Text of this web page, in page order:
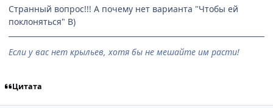
Странный вопрос!!! А почему нет варианта "Чтобы ей
поклоняться" B)
Если у вас нет крыльев, хотя бы не мешайте им расти!
Цитата